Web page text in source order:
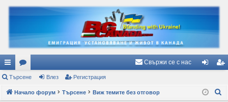
ъ
рз
ор
ум
Свържи се с нас
з ис
Търсене Влез Регистрация
Начало форум Търсене Виж темите без отговор